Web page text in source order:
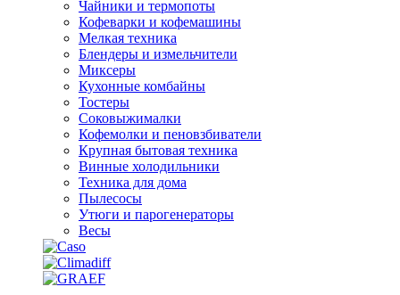
Чайники и термопоты
Кофеварки и кофемашины
Мелкая техника
Блендеры и измельчители
Миксеры
Кухонные комбайны
Тостеры
Соковыжималки
Кофемолки и пеновзбиватели
Крупная бытовая техника
Винные холодильники
Техника для дома
Пылесосы
Утюги и парогенераторы
Весы